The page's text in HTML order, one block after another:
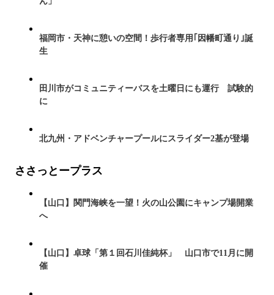
福岡市・天神に憩いの空間！歩行者専用｢因幡町通り｣誕
生
田川市がコミュニティーバスを土曜日にも運行 試験的
に
北九州・アドベンチャープールにスライダー2基が登場
ささっとープラス
【山口】関門海峡を一望！火の山公園にキャンプ場開業
へ
【山口】卓球「第１回石川佳純杯」 山口市で11月に開
催